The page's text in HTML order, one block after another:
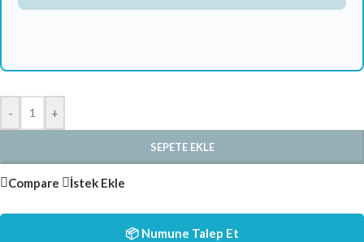
- +
SEPETE EKLE
Compare İstek Ekle
📦 Numune Talep Et